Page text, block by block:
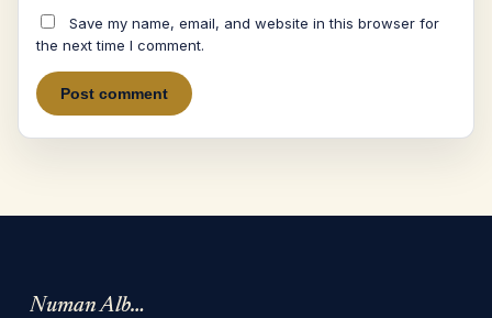
Save my name, email, and website in this browser for
the next time I comment.
Numan Albarbari